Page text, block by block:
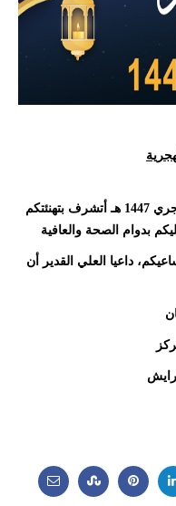
بمناسبة حلول غرة شهر محرم للعام الهجري 1447 هـ أتشرف بتهنئتكم
بدوام الصحة والعافية
داعيا العلي القدير أن